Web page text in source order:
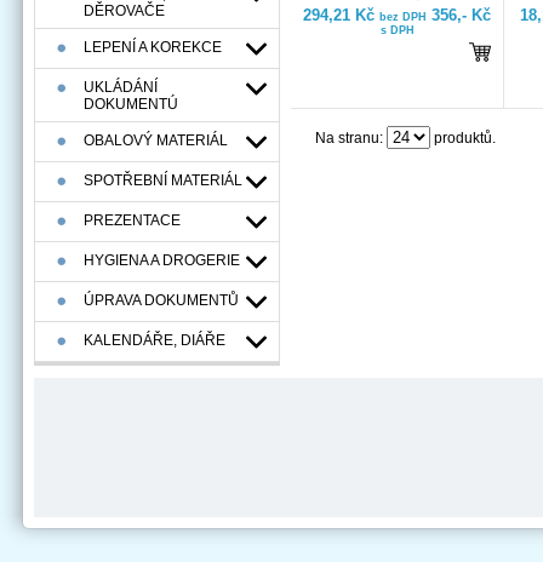
DĚROVAČE
LEPENÍ A KOREKCE
UKLÁDÁNÍ
DOKUMENTÚ
OBALOVÝ MATERIÁL
SPOTŘEBNÍ MATERIÁL
PREZENTACE
HYGIENA A DROGERIE
ÚPRAVA DOKUMENTŮ
KALENDÁŘE, DIÁŘE
294,21 Kč bez DPH 356,- Kč
s DPH
Na stranu: produktů.